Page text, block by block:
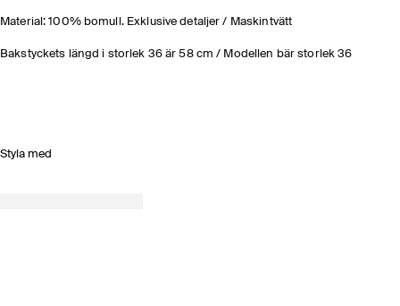
Material: 100% bomull. Exklusive detaljer / Maskintvätt
Bakstyckets längd i storlek 36 är 58 cm / Modellen bär storlek 36
Styla med